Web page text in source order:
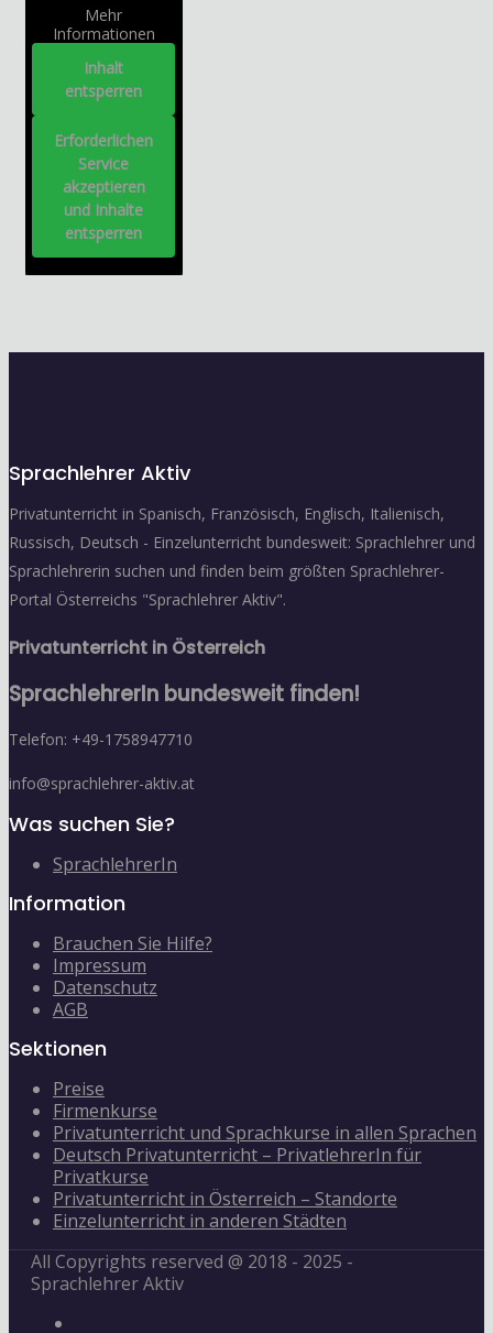
Mehr
Informationen
Inhalt
entsperren
Erforderlichen
Service
akzeptieren
und Inhalte
entsperren
Sprachlehrer Aktiv
Privatunterricht in Spanisch, Französisch, Englisch, Italienisch,
Russisch, Deutsch - Einzelunterricht bundesweit: Sprachlehrer und
Sprachlehrerin suchen und finden beim größten Sprachlehrer-
Portal Österreichs "Sprachlehrer Aktiv".
Privatunterricht in Österreich
SprachlehrerIn bundesweit finden!
Telefon: +49-1758947710
info@sprachlehrer-aktiv.at
Was suchen Sie?
SprachlehrerIn
Information
Brauchen Sie Hilfe?
Impressum
Datenschutz
AGB
Sektionen
Preise
Firmenkurse
Privatunterricht und Sprachkurse in allen Sprachen
Deutsch Privatunterricht – PrivatlehrerIn für
Privatkurse
Privatunterricht in Österreich – Standorte
Einzelunterricht in anderen Städten
All Copyrights reserved @ 2018 - 2025 -
Sprachlehrer Aktiv